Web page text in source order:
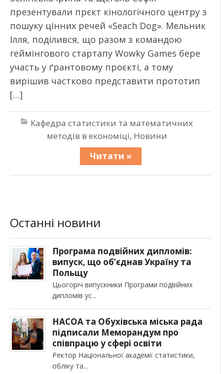
презентували прєкт кінологічного центру з
пошуку цінних речей «Seach Dog». Мельник
Ілля, поділився, що разом з командою
геймінгового стартапу Wowky Games бере
участь у ґрантовому проєкті, а тому
вирішив частково представити прототип
[…]
Кафедра статистики та математичних
методів в економіці, Новини
Читати »
Останні новини
Програма подвійних дипломів:
випуск, що об’єднав Україну та
Польщу
Цьогоріч випускники Програми подвійних
дипломів ус
НАСОА та Обухівська міська рада
підписали Меморандум про
співпрацю у сфері освіти
Ректор Національної академії статистики,
обліку та